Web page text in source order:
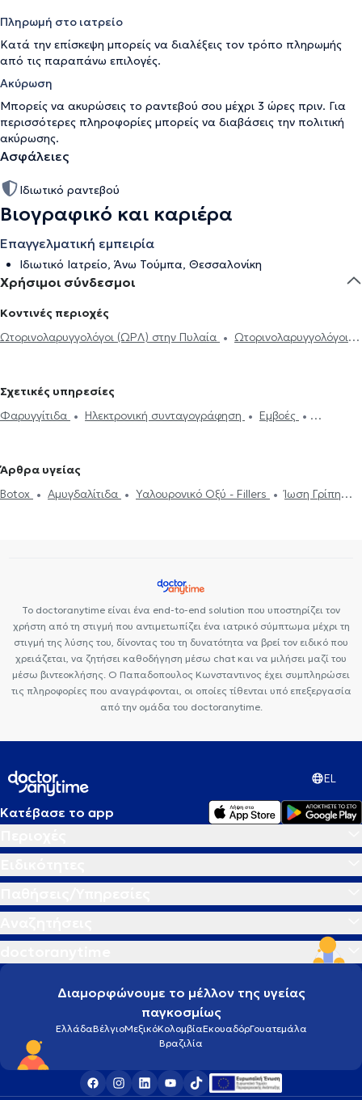
Πληρωμή στο ιατρείο
Κατά την επίσκεψη μπορείς να διαλέξεις τον τρόπο πληρωμής
από τις παραπάνω επιλογές.
Ακύρωση
Μπορείς να ακυρώσεις το ραντεβού σου μέχρι 3 ώρες πριν. Για
περισσότερες πληροφορίες μπορείς να διαβάσεις την πολιτική
ακύρωσης.
Ασφάλειες
Ιδιωτικό ραντεβού
Βιογραφικό και καριέρα
Επαγγελματική εμπειρία
Ιδιωτικό Ιατρείο, Άνω Τούμπα, Θεσσαλονίκη
Χρήσιμοι σύνδεσμοι
Κοντινές περιοχές
Ωτορινολαρυγγολόγοι (ΩΡΛ) στην Πυλαία
Ωτορινολαρυγγολόγοι
Ωτορινολαρυγγολόγοι (ΩΡΛ) στην Καλαμαριά
Ωτορινολαρυγγολόγοι (ΩΡΛ) στο Πανόραμα
Ωτορινολαρυγγολόγοι
Σχετικές υπηρεσίες
Φαρυγγίτιδα
Ηλεκτρονική συνταγογράφηση
Εμβοές
Ωτοπλαστική
Ύπνου
Ρινίτιδα Αλλεργική ρινίτιδα
Διαταραχές κατάποσης -
Άρθρα υγείας
Botox
Αμυγδαλίτιδα Υαλουρονικό Οξύ - Fillers
Ίωση Γρίπη
Το doctoranytime είναι ένα end-to-end solution που υποστηρίζει τον
χρήστη από τη στιγμή που αντιμετωπίζει ένα ιατρικό σύμπτωμα μέχρι τη
στιγμή της λύσης του, δίνοντας του τη δυνατότητα να βρεί τον ειδικό που
χρειάζεται, να ζητήσει καθοδήγηση μέσω chat και να μιλήσει μαζί του
μέσω βιντεοκλήσης. Ο Παπαδοπουλος Κωνσταντινος έχει συμπληρώσει
τις πληροφορίες που αναγράφονται, οι οποίες τίθενται υπό επεξεργασία
από την ομάδα του doctoranytime.
EL
Κατέβασε το app
Διαμορφώνουμε το μέλλον της υγείας
παγκοσμίως
ΕλλάδαΒέλγιοΜεξικόΚολομβίαΕκουαδόρΓουατεμάλα
Βραζιλία